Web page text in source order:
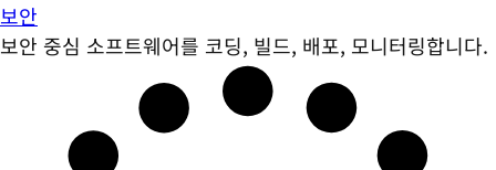
보안
보안 중심 소프트웨어를 코딩, 빌드, 배포, 모니터링합니다.